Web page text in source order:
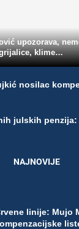
upozorava,
klime…
nosilac
julskih
NAJNOVIJE
linije: Mujo